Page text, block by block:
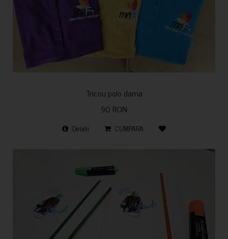
Tricou polo dama
90 RON
Detalii CUMPARA